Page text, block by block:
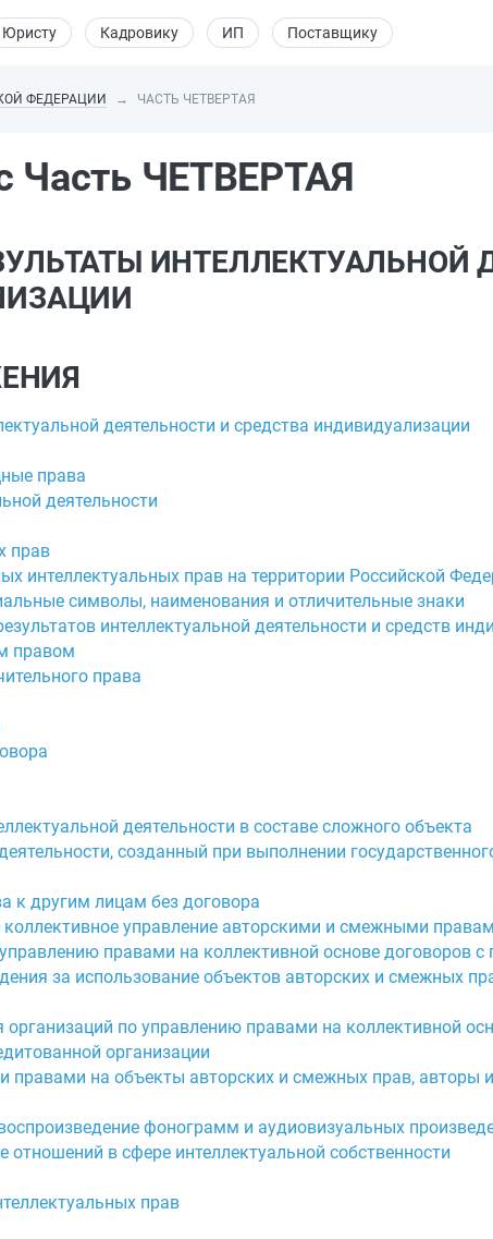
Юристу Кадровику ИП Поставщику
ФЕДЕРАЦИИ ЧАСТЬ ЧЕТВЕРТАЯ
Часть ЧЕТВЕРТАЯ
ИНТЕЛЛЕКТУАЛЬНОЙ
деятельности и средства индивидуализации
права
деятельности
прав
интеллектуальных прав на территории Российской
символы, наименования и отличительные знаки
интеллектуальной деятельности и средств
правом
права
деятельности в составе сложного объекта
созданный при выполнении
к другим лицам без договора
управление авторскими и смежными
правами на коллективной основе договоров с
за использование объектов авторских и смежных
организаций по управлению правами на коллективной
организации
правами на объекты авторских и смежных прав, авторы
фонограмм и аудиовизуальных
отношений в сфере интеллектуальной собственности
прав